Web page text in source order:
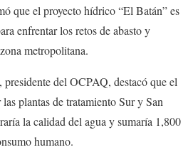
que el proyecto hídrico “El Batán” es
enfrentar los retos de abasto y
metropolitana.
del OCPAQ, destacó que el
plantas de tratamiento Sur y San
la calidad del agua y sumaría 1,800
humano.